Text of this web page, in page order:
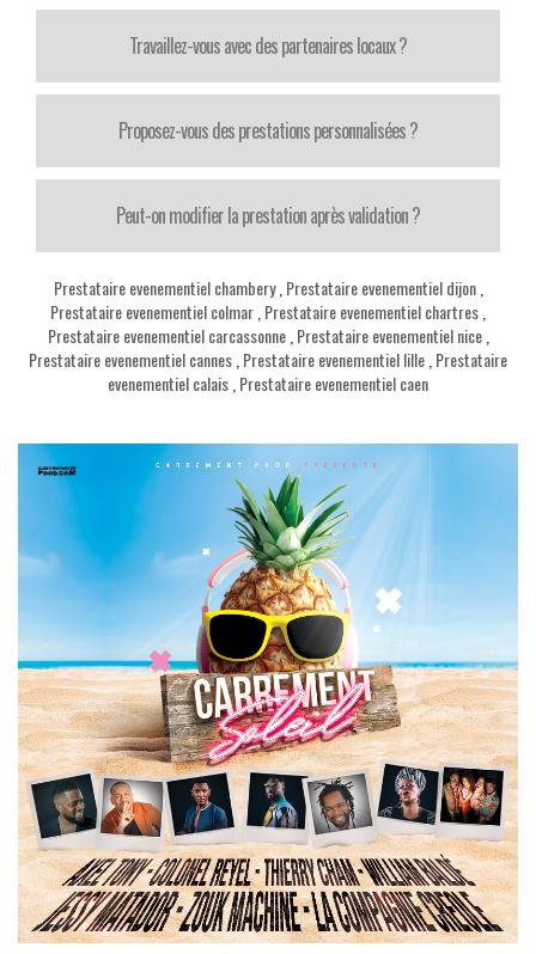
Travaillez-vous avec des partenaires locaux ?
Proposez-vous des prestations personnalisées ?
Peut-on modifier la prestation après validation ?
Prestataire evenementiel chambery, Prestataire evenementiel dijon,
Prestataire evenementiel colmar Prestataire evenementiel chartres
Prestataire evenementiel carcassonne, Prestataire evenementiel nice,
Prestataire evenementiel cannes Prestataire evenementiel lille Prestataire
evenementiel calais Prestataire evenementiel caen